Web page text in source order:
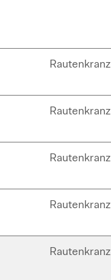
Rautenkranz
Rautenkranz
Rautenkranz
Rautenkranz
Rautenkranz